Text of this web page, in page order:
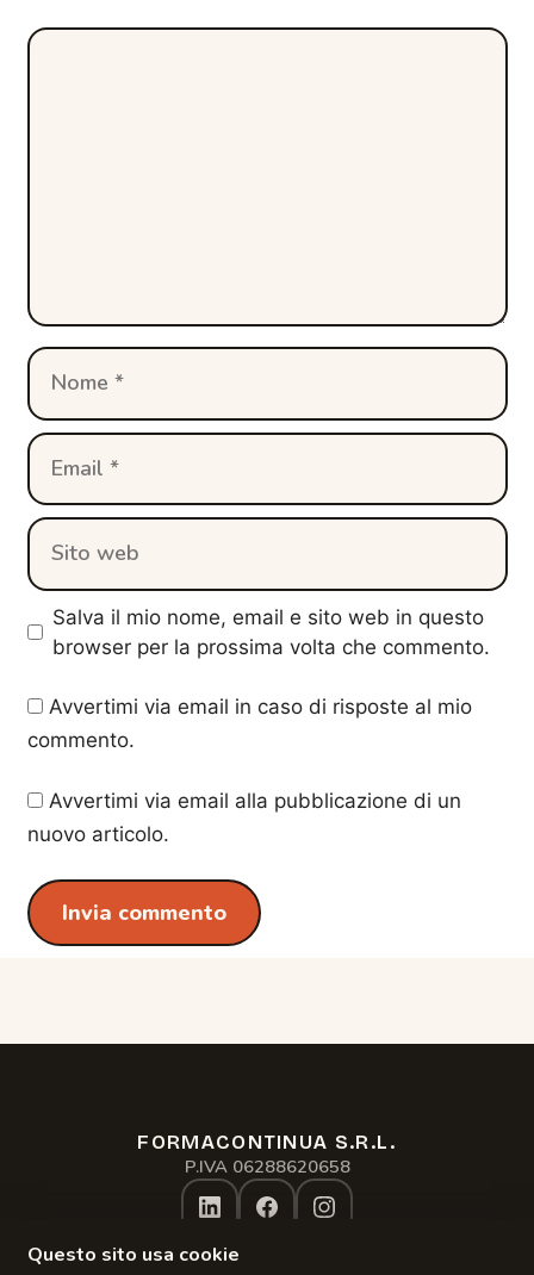
Questo sito usa cookie
Commento
Nome
Email
Sito
web
Salva il mio nome, email e sito web in questo
browser per la prossima volta che commento.
Avvertimi via email in caso di risposte al mio
commento.
Avvertimi via email alla pubblicazione di un
nuovo articolo.
Assistente formacontinua.it
Online · risponde subito
FORMACONTINUA S.R.L.
P.IVA 06288620658
Privacy Policy